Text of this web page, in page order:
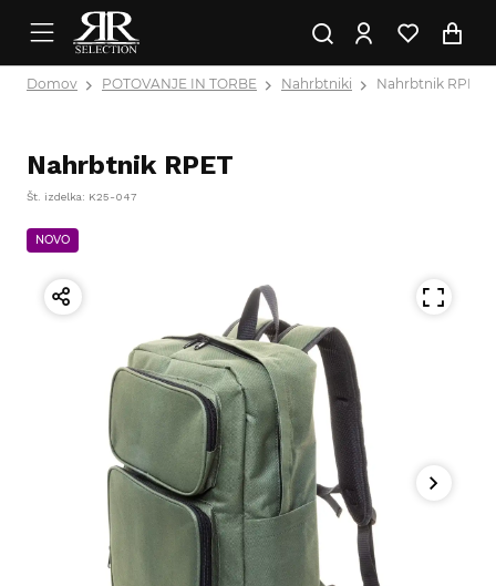
Domov POTOVANJE IN TORBE Nahrbtniki Nahrbtnik RPET
Nahrbtnik RPET
Št. izdelka: K25-047
NOVO